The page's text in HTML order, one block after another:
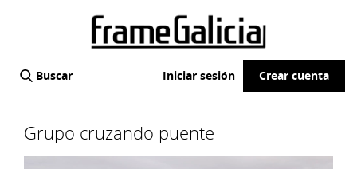
Buscar Iniciar sesión Crear cuenta
Grupo cruzando puente